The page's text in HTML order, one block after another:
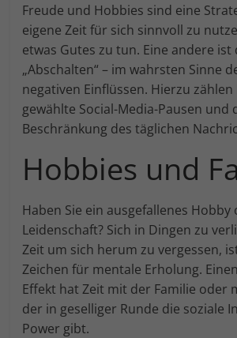
Freude und Hobbies sind eine
eigene Zeit für sich sinnvoll zu
etwas Gutes zu tun. Eine andere ist
„Abschalten“ – im wahrsten Sinne
negativen Einflüssen. Hierzu
gewählte Social-Media-Pausen und
Beschränkung des täglichen
Hobbies und
Haben Sie ein ausgefallenes Hobby
Leidenschaft? Sich in Dingen zu
Zeit um sich herum zu vergessen,
Zeichen für mentale Erholung.
Effekt hat Zeit mit der Familie oder
der in geselliger Runde die soziale
Power gibt.